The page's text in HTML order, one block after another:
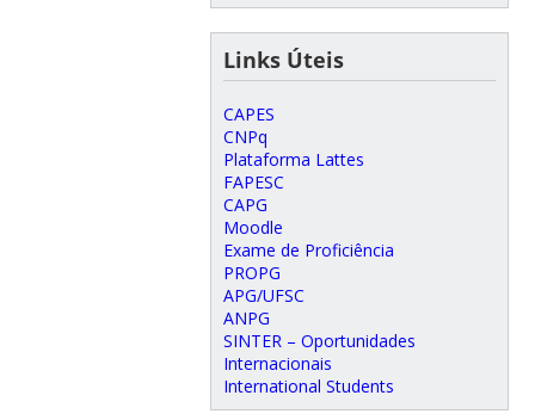
Links Úteis
CAPES
CNPq
Plataforma Lattes
FAPESC
CAPG
Moodle
Exame de Proficiência
PROPG
APG/UFSC
ANPG
SINTER – Oportunidades
Internacionais
International Students